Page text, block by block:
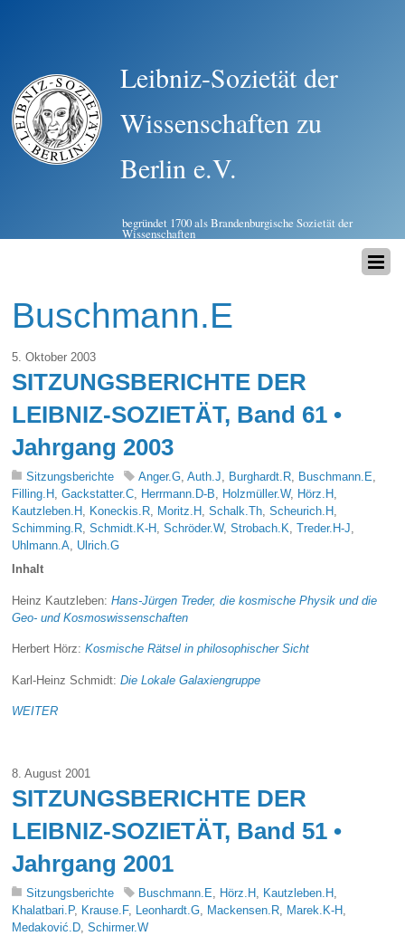
Leibniz-Sozietät der
Wissenschaften zu
Berlin e.V.
begründet 1700 als Brandenburgische Sozietät der
Wissenschaften
Buschmann.E
5. Oktober 2003
SITZUNGSBERICHTE DER
LEIBNIZ-SOZIETÄT, Band 61 •
Jahrgang 2003
Sitzungsberichte Anger.G,Auth.J, Burghardt.R, Buschmann.E,
Filling.H ,Gackstatter.C, Herrmann.D-B, Holzmüller.W, Hörz.H ,
Kautzleben.H , Koneckis.R, Moritz.H ,Schalk.Th,Scheurich.H ,
Schimming.R,Schmidt.K-H ,Schröder.W,Strobach.K,Treder.H-J,
Uhlmann.A, Ulrich.G
Inhalt
Heinz Kautzleben:Hans-Jürgen Treder, die kosmische Physik und die
Geo- und Kosmoswissenschaften
Herbert Hörz:Kosmische Rätsel in philosophischer Sicht
Karl-Heinz Schmidt:Die Lokale Galaxiengruppe
WEITER
8. August 2001
SITZUNGSBERICHTE DER
LEIBNIZ-SOZIETÄT, Band 51 •
Jahrgang 2001
Sitzungsberichte Buschmann.E, Hörz.H , Kautzleben.H ,
Khalatbari.P, Krause.F, Leonhardt.G, Mackensen.R, Marek.K-H ,
Medaković.D,Schirmer.W